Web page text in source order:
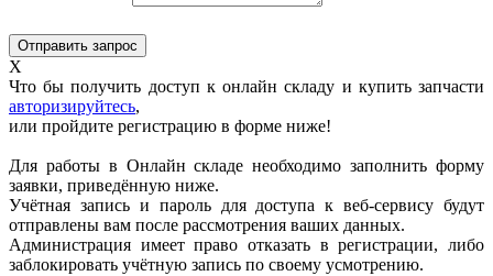
X
Что бы получить доступ к онлайн складу и купить запчасти
авторизируйтесь,
или пройдите регистрацию в форме ниже!
Для работы в Онлайн складе необходимо заполнить форму
заявки, приведённую ниже.
Учётная запись и пароль для доступа к веб-сервису будут
отправлены вам после рассмотрения ваших данных.
Администрация имеет право отказать в регистрации, либо
заблокировать учётную запись по своему усмотрению.